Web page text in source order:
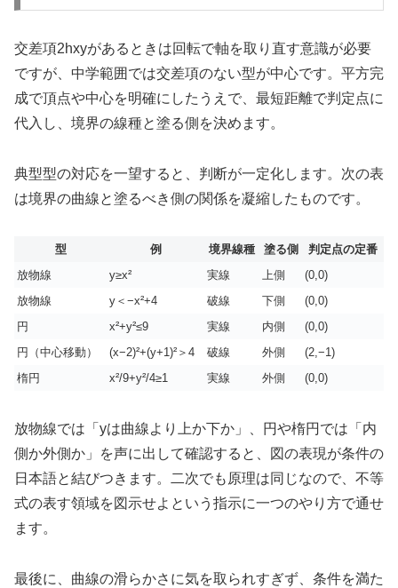
交差項2hxyがあるときは回転で軸を取り直す意識が必要
ですが、中学範囲では交差項のない型が中心です。平方完
成で頂点や中心を明確にしたうえで、最短距離で判定点に
代入し、境界の線種と塗る側を決めます。
典型型の対応を一望すると、判断が一定化します。次の表
は境界の曲線と塗るべき側の関係を凝縮したものです。
型 例 境界線種 塗る側
判定点の定番
放物線
y≥x² 実線 上側
(0,0)
放物線
y＜−x²+4 破線 下側
(0,0)
円
x²+y²≤9 実線 内側
(0,0)
円（中心移動）
(x−2)²+(y+1)²＞4 破線 外側
(2,−1)
楕円
x²/9+y²/4≥1 実線 外側 (0,0)
放物線では「yは曲線より上か下か」、円や楕円では「内
側か外側か」を声に出して確認すると、図の表現が条件の
日本語と結びつきます。二次でも原理は同じなので、不等
式の表す領域を図示せよという指示に一つのやり方で通せ
ます。
最後に、曲線の滑らかさに気を取られすぎず、条件を満た